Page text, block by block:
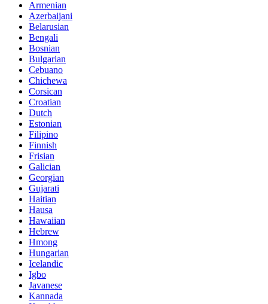
Armenian
Azerbaijani
Belarusian
Bengali
Bosnian
Bulgarian
Cebuano
Chichewa
Corsican
Croatian
Dutch
Estonian
Filipino
Finnish
Frisian
Galician
Georgian
Gujarati
Haitian
Hausa
Hawaiian
Hebrew
Hmong
Hungarian
Icelandic
Igbo
Javanese
Kannada